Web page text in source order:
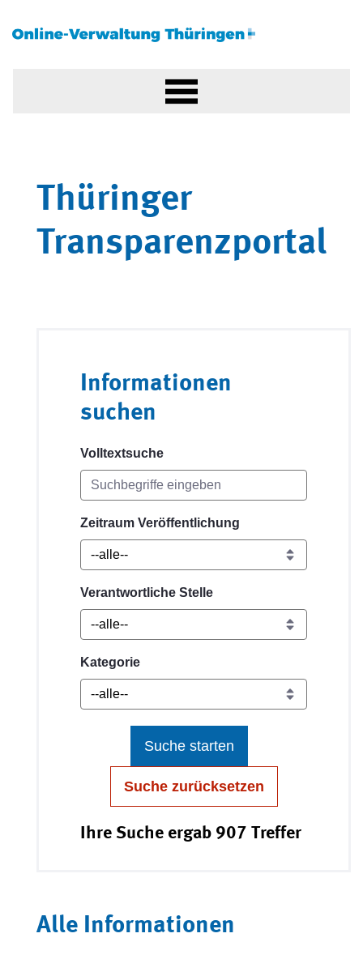
Thüringer
Transparenzportal
Informationen
suchen
Volltextsuche
Zeitraum Veröffentlichung
Verantwortliche Stelle
Kategorie
Suche starten
Suche zurücksetzen
Ihre Suche ergab 907 Treffer
Alle Informationen